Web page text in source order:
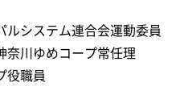
システム連合会運動委員
奈川ゆめコープ常任理
役職員